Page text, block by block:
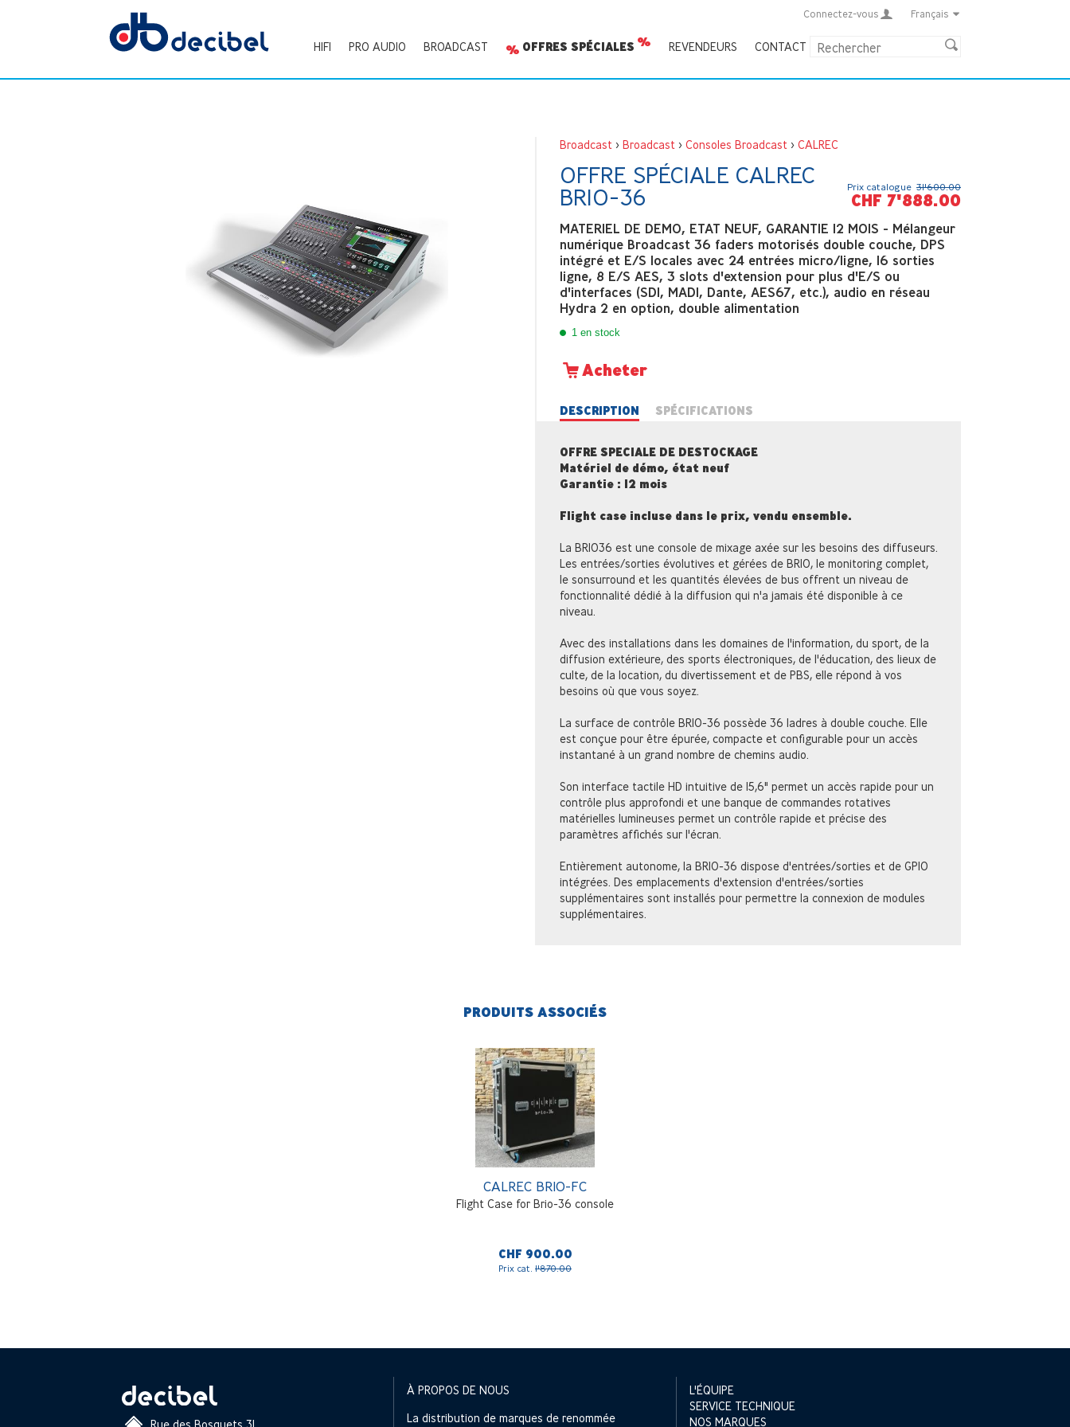
Connectez-vous Français
HIFI PRO AUDIO BROADCAST OFFRES SPÉCIALES REVENDEURS CONTACT
Broadcast > Broadcast > Consoles Broadcast > CALREC
OFFRE SPÉCIALE CALREC
BRIO-36
MATERIEL DE DEMO, ETAT NEUF, GARANTIE 12 MOIS - Mélangeur
numérique Broadcast 36 faders motorisés double couche, DPS
intégré et E/S locales avec 24 entrées micro/ligne, 16 sorties
ligne, 8 E/S AES, 3 slots d'extension pour plus d'E/S ou
d'interfaces (SDI, MADI, Dante, AES67, etc.), audio en réseau
Hydra 2 en option, double alimentation
1 en stock
Acheter
Prix catalogue 31'600.00
CHF 7'888.00
DESCRIPTION SPÉCIFICATIONS
OFFRE SPECIALE DE DESTOCKAGE
Matériel de démo, état neuf
Garantie : 12 mois
Flight case incluse dans le prix, vendu ensemble.
La BRIO36 est une console de mixage axée sur les besoins des diffuseurs.
Les entrées/sorties évolutives et gérées de BRIO, le monitoring complet,
le sonsurround et les quantités élevées de bus offrent un niveau de
fonctionnalité dédié à la diffusion qui n'a jamais été disponible à ce
niveau.
Avec des installations dans les domaines de l'information, du sport, de la
diffusion extérieure, des sports électroniques, de l'éducation, des lieux de
culte, de la location, du divertissement et de PBS, elle répond à vos
besoins où que vous soyez.
La surface de contrôle BRIO-36 possède 36 ladres à double couche. Elle
est conçue pour être épurée, compacte et configurable pour un accès
instantané à un grand nombre de chemins audio.
Son interface tactile HD intuitive de 15,6" permet un accès rapide pour un
contrôle plus approfondi et une banque de commandes rotatives
matérielles lumineuses permet un contrôle rapide et précise des
paramètres affichés sur l'écran.
Entièrement autonome, la BRIO-36 dispose d'entrées/sorties et de GPIO
intégrées. Des emplacements d'extension d'entrées/sorties
supplémentaires sont installés pour permettre la connexion de modules
supplémentaires.
PRODUITS ASSOCIÉS
CALREC BRIO-FC
Flight Case for Brio-36 console
CHF 900.00
Prix cat. 1'870.00
À PROPOS DE NOUS
La distribution de marques de renommée
L'ÉQUIPE
SERVICE TECHNIQUE
NOS MARQUES